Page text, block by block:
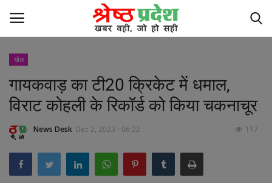
छत्तीसगढ़
मध्यप्रदेश
खेल
खेल
गायकवाड़ का टी20 क्रिकेट में धमाल,
विराट कोहली के रिकॉर्ड को किया चकनाचूर
News Desk Dec 2, 2023 - 06:22 117